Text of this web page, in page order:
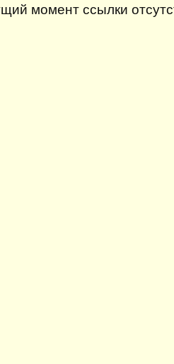
момент ссылки